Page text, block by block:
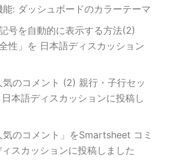
: ダッシュボードのカラーテーマ
記号を自動的に表示する方法(2)
性」を 日本語ディスカッション
気のコメント (2) 親行・子行セッ
本語ディスカッションに投稿し
気のコメント」をSmartsheet コミ
スカッションに投稿しました